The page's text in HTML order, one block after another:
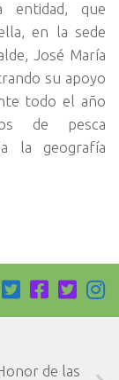
que
en la sede
José María
su apoyo
todo el año
de pesca
la geografía
de las